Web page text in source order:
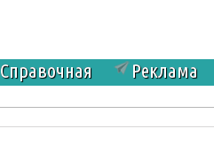
Справочная
Реклама